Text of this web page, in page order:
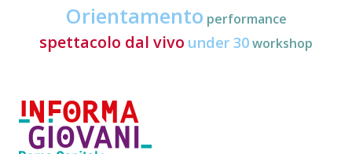
Orientamento performance
spettacolo dal vivo under 30workshop